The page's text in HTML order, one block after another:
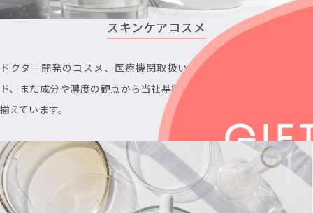
スキンケアコスメ
ドクター開発のコスメ、医療機関取扱いのスキンケアコスメブラン
ド、また成分や濃度の観点から当社基準を満たしたコスメブランドを
揃えています。